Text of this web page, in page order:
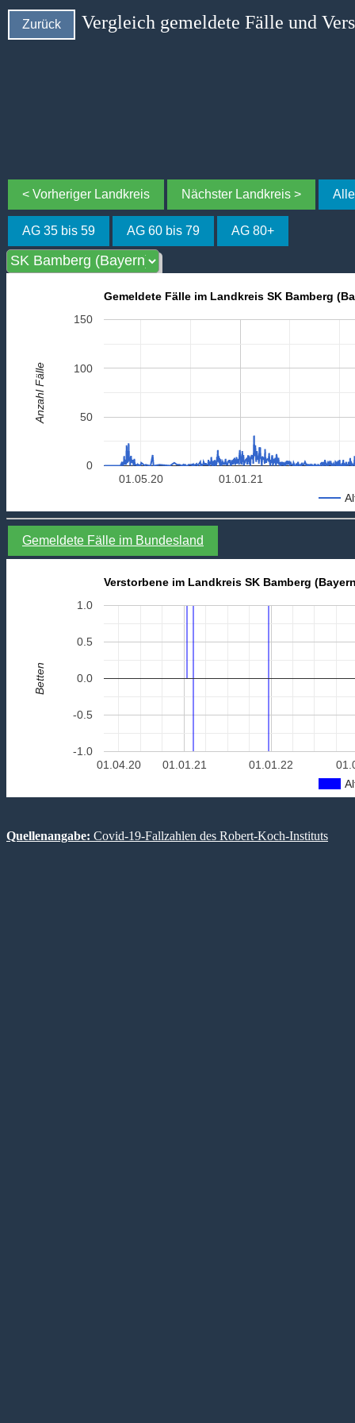
Zurück Vergleich gemeldete Fälle und
< Vorheriger Landkreis Nächster Landkreis >
AG 35 bis 59 AG 60 bis 79 AG 80+
Gemeldete Fälle im Landkreis SK Bamberg
01.01.21
01.05.20
0
50
100
150
Anzahl Fälle
Gemeldete Fälle im Bundesland
Verstorbene im Landkreis SK Bamberg
01.01.21 01.01.22
01.04.20
-1.0
-0.5
0.0
0.5
1.0
Betten
Quellenangabe: Covid-19-Fallzahlen des Robert-Koch-Instituts